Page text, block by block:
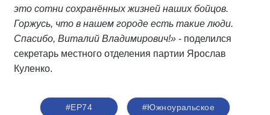
это сотни сохранённых жизней наших бойцов.
Горжусь, что в нашем городе есть такие люди.
Спасибо, Виталий Владимирович!» - поделился
секретарь местного отделения партии Ярослав
Куленко.
#ЕР74 #Южноуральское